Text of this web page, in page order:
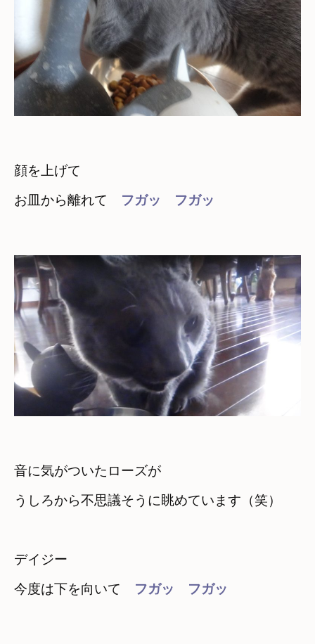
顔を上げて
お皿から離れて フガッ　フガッ
音に気がついたローズが
うしろから不思議そうに眺めています（笑）
デイジー
今度は下を向いて フガッ　フガッ